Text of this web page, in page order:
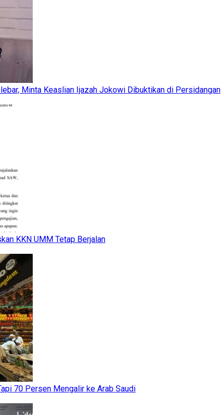
Minta Keaslian Ijazah Jokowi Dibuktikan di Persidangan
KKN UMM Tetap Berjalan
70 Persen Mengalir ke Arab Saudi